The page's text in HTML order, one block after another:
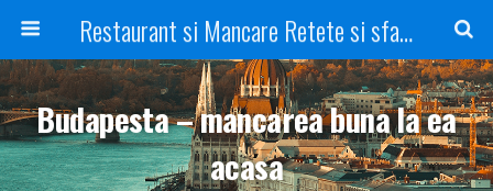
Restaurant si Mancare Retete si sfaturi Picant bun si rapid
Budapesta – mancarea buna la ea
acasa